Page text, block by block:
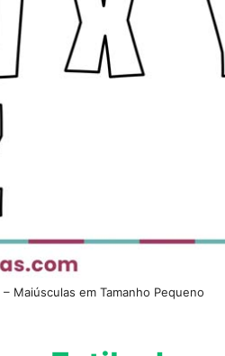
Maiúsculas em Tamanho Pequeno